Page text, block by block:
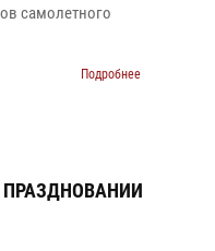
самолетного
Подробнее